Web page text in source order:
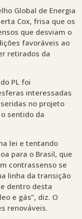
Global de Energia
Cox, frisa que os
que desviam o
favoráveis ao
retirados da
PL foi
interessadas
no projeto
sentido da
lei e tentando
para o Brasil, que
contrassenso se
linha da transição
dentro desta
e gás”, diz. O
renováveis.